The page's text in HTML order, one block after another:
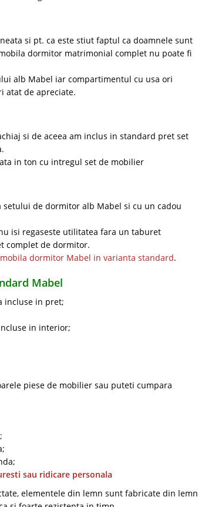
si pt. ca este stiut faptul ca doamnele sunt
dormitor matrimonial complet nu poate fi
alb Mabel iar compartimentul cu usa ori
atat de apreciate.
si de aceea am inclus in standard pret set
in ton cu intregul set de mobilier
de dormitor alb Mabel si cu un cadou
isi regaseste utilitatea fara un taburet
complet de dormitor.
dormitor Mabel in varianta standard.
Mabel
incluse in pret;
in interior;
piese de mobilier sau puteti cumpara
sau ridicare personala
elementele din lemn sunt fabricate din lemn